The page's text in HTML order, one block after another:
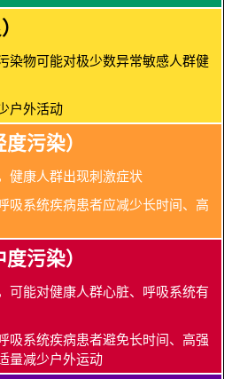
染物可能对极少数异常敏感人群健
户外活动
污染）
健康人群出现刺激症状
吸系统疾病患者应减少长时间、高
污染）
可能对健康人群心脏、呼吸系统有
吸系统疾病患者避免长时间、高强
量减少户外运动